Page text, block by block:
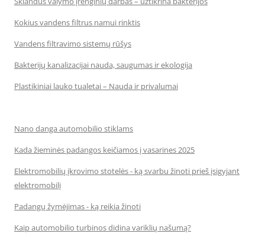
Kokius vandens filtrus namui rinktis
Vandens filtravimo sistemų rūšys
Bakterijų kanalizacijai nauda, saugumas ir ekologija
Plastikiniai lauko tualetai – Nauda ir privalumai
Nano danga automobilio stiklams
Kada žieminės padangos keičiamos į vasarines 2025
Elektromobilių įkrovimo stotelės - ką svarbu žinoti prieš įsigyjant
elektromobilį
Padangų žymėjimas - ką reikia žinoti
Kaip automobilio turbinos didina variklių našumą?